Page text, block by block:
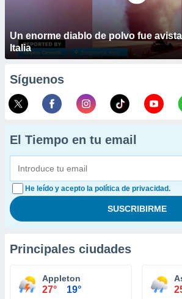
Un enorme diablo de polvo fue
Italia
Síguenos
El Tiempo en tu email
He leído y acepto la política de privacidad.
Principales ciudades
Appleton
27° 19°